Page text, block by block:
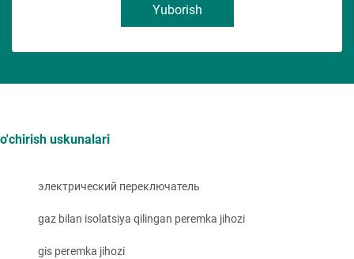
Yuborish
o'chirish uskunalari
электрический переключатель
gaz bilan isolatsiya qilingan peremka jihozi
gis peremka jihozi